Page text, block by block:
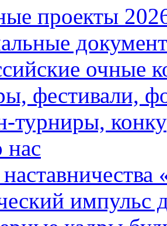
проекты
очные
фестивали,
турниры,
импульс